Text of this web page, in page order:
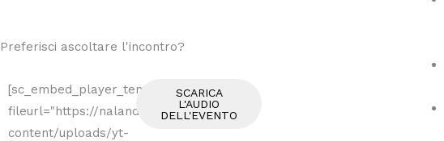
Preferisci ascoltare l'incontro?
[sc_embed_player_template1
fileurl="https://nalandaedizioni.it/wp-
content/uploads/yt-
SCARICA
L'AUDIO
DELL'EVENTO